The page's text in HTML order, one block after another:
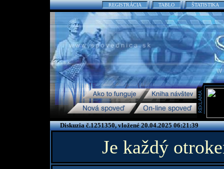
REGISTRÁCIA TABLO ŠTATISTIKA
Diskuzia č.1251350, vložené 20.04.2025 06:21:39
Je každý